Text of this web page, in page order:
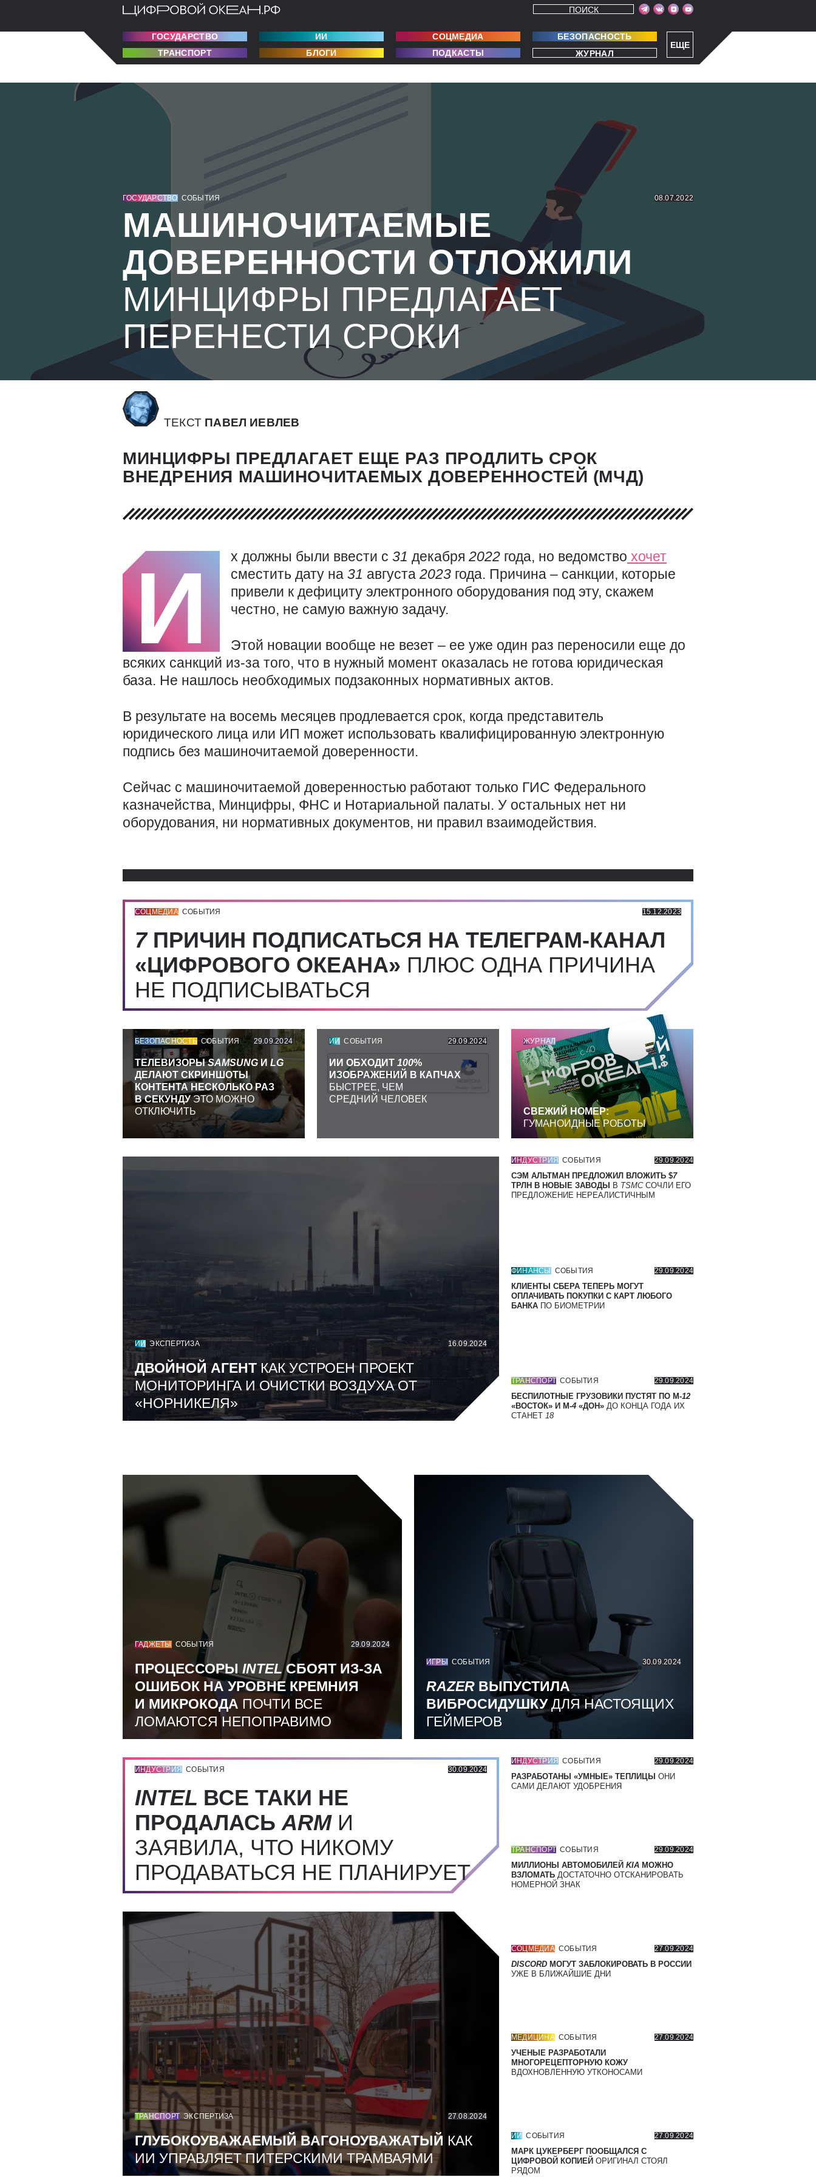
ЕЩЕ
ПОИСК
ГОСУДАРСТВО ИИ СОЦМЕДИА
БЕЗОПАСНОСТЬ
ТРАНСПОРТ
БЛОГИ ПОДКАСТЫ ЖУРНАЛ
ГОСУДАРСТВО СОБЫТИЯ 08.07.2022
МАШИНОЧИТАЕМЫЕ
ДОВЕРЕННОСТИ ОТЛОЖИЛИ
МИНЦИФРЫ ПРЕДЛАГАЕТ
ПЕРЕНЕСТИ СРОКИ
ТЕКСТ ПАВЕЛ ИЕВЛЕВ
МИНЦИФРЫ ПРЕДЛАГАЕТ ЕЩЕ РАЗ ПРОДЛИТЬ СРОК
ВНЕДРЕНИЯ МАШИНОЧИТАЕМЫХ ДОВЕРЕННОСТЕЙ (МЧД)
И х должны были ввести с 31 декабря 2022 года, но ведомство хочет
сместить дату на 31 августа 2023 года. Причина – санкции, которые
привели к дефициту электронного оборудования под эту, скажем
честно, не самую важную задачу.
Этой новации вообще не везет – ее уже один раз переносили еще до
всяких санкций из-за того, что в нужный момент оказалась не готова юридическая
база. Не нашлось необходимых подзаконных нормативных актов.
В результате на восемь месяцев продлевается срок, когда представитель
юридического лица или ИП может использовать квалифицированную электронную
подпись без машиночитаемой доверенности.
Сейчас с машиночитаемой доверенностью работают только ГИС Федерального
казначейства, Минцифры, ФНС и Нотариальной палаты. У остальных нет ни
оборудования, ни нормативных документов, ни правил взаимодействия.
СОЦМЕДИА СОБЫТИЯ 15.12.2023
7 ПРИЧИН ПОДПИСАТЬСЯ НА ТЕЛЕГРАМ-КАНАЛ
«ЦИФРОВОГО ОКЕАНА» ПЛЮС ОДНА ПРИЧИНА
НЕ ПОДПИСЫВАТЬСЯ
БЕЗОПАСНОСТЬ СОБЫТИЯ 29.09.2024
ТЕЛЕВИЗОРЫSAMSUNG И LG
ДЕЛАЮТ СКРИНШОТЫ
КОНТЕНТА НЕСКОЛЬКО РАЗ
В СЕКУНДУЭТО МОЖНО
ОТКЛЮЧИТЬ
ИИ СОБЫТИЯ 29.09.2024
ИИ ОБХОДИТ 100%
ИЗОБРАЖЕНИЙ В КАПЧАХ
БЫСТРЕЕ, ЧЕМ
СРЕДНИЙ ЧЕЛОВЕК
ЖУРНАЛ
СВЕЖИЙ НОМЕР:
ГУМАНОИДНЫЕ РОБОТЫ
ИИ ЭКСПЕРТИЗА 16.09.2024
ДВОЙНОЙ АГЕНТКАК УСТРОЕН ПРОЕКТ
МОНИТОРИНГА И ОЧИСТКИ ВОЗДУХА ОТ
«НОРНИКЕЛЯ»
ИНДУСТРИЯ СОБЫТИЯ 29.09.2024
СЭМ АЛЬТМАН ПРЕДЛОЖИЛ ВЛОЖИТЬ $7
ТРЛН В НОВЫЕ ЗАВОДЫ
В TSMC СОЧЛИ ЕГО
ПРЕДЛОЖЕНИЕ НЕРЕАЛИСТИЧНЫМ
ФИНАНСЫ СОБЫТИЯ 29.09.2024
КЛИЕНТЫ СБЕРА ТЕПЕРЬ МОГУТ
ОПЛАЧИВАТЬ ПОКУПКИ С КАРТ ЛЮБОГО
БАНКА ПО БИОМЕТРИИ
ТРАНСПОРТ СОБЫТИЯ 29.09.2024
БЕСПИЛОТНЫЕ ГРУЗОВИКИ ПУСТЯТ ПО М-12
«ВОСТОК» И М-4 «ДОН» ДО КОНЦА ГОДА ИХ
СТАНЕТ 18
ГАДЖЕТЫ СОБЫТИЯ 29.09.2024
ПРОЦЕССОРЫ INTELСБОЯТ ИЗ-ЗА
ОШИБОК НА УРОВНЕ КРЕМНИЯ
И МИКРОКОДА ПОЧТИ ВСЕ
ЛОМАЮТСЯ НЕПОПРАВИМО
ИГРЫ СОБЫТИЯ 30.09.2024
RAZER ВЫПУСТИЛА
ВИБРОСИДУШКУДЛЯ НАСТОЯЩИХ
ГЕЙМЕРОВ
ИНДУСТРИЯ СОБЫТИЯ 30.09.2024
INTEL ВСЕ ТАКИ НЕ
ПРОДАЛАСЬ ARMИ
ЗАЯВИЛА, ЧТО НИКОМУ
ПРОДАВАТЬСЯ НЕ ПЛАНИРУЕТ
ТРАНСПОРТ ЭКСПЕРТИЗА 27.08.2024
ГЛУБОКОУВАЖАЕМЫЙ ВАГОНОУВАЖАТЫЙ КАК
ИИ УПРАВЛЯЕТ ПИТЕРСКИМИ ТРАМВАЯМИ
ИНДУСТРИЯ СОБЫТИЯ 29.09.2024
РАЗРАБОТАНЫ «УМНЫЕ» ТЕПЛИЦЫ ОНИ
САМИ ДЕЛАЮТ УДОБРЕНИЯ
ТРАНСПОРТ СОБЫТИЯ 29.09.2024
МИЛЛИОНЫ АВТОМОБИЛЕЙ KIA МОЖНО
ВЗЛОМАТЬ ДОСТАТОЧНО ОТСКАНИРОВАТЬ
НОМЕРНОЙ ЗНАК
СОЦМЕДИА СОБЫТИЯ 27.09.2024
DISCORD МОГУТ ЗАБЛОКИРОВАТЬ В РОССИИ
УЖЕ В БЛИЖАЙШИЕ ДНИ
МЕДИЦИНА СОБЫТИЯ 27.09.2024
УЧЕНЫЕ РАЗРАБОТАЛИ
МНОГОРЕЦЕПТОРНУЮ КОЖУ
ВДОХНОВЛЕННУЮ УТКОНОСАМИ
ИИ СОБЫТИЯ 27.09.2024
МАРК ЦУКЕРБЕРГ ПООБЩАЛСЯ С
ЦИФРОВОЙ КОПИЕЙ ОРИГИНАЛ СТОЯЛ
РЯДОМ